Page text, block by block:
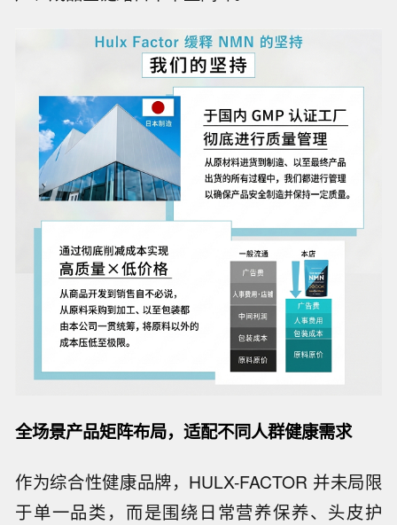
全场景产品矩阵布局，适配不同人群健康需求
作为综合性健康品牌，HULX-FACTOR 并未局限
于单一品类，而是围绕日常营养保养、头皮护